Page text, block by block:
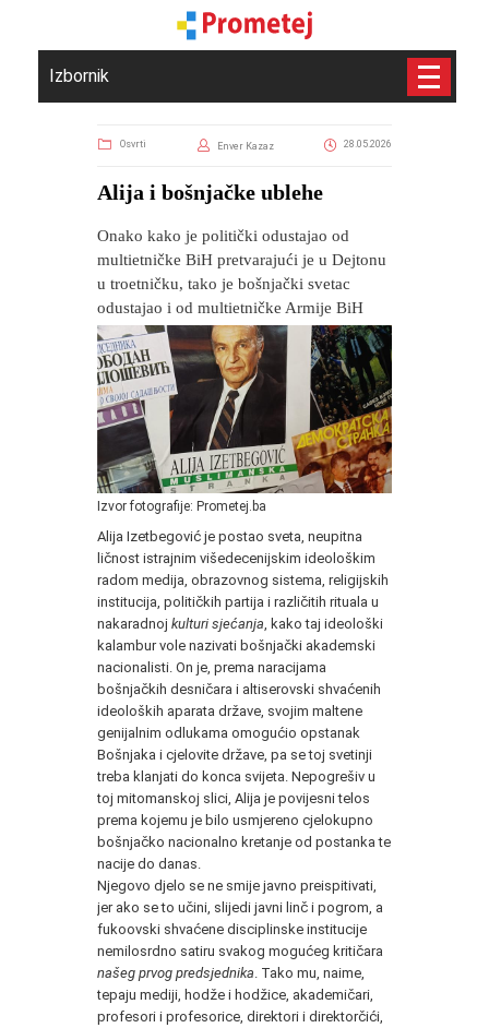
Izbornik
Osvrti Enver Kazaz 28.05.2026
Alija i bošnjačke ublehe
Onako kako je politički odustajao od
multietničke BiH pretvarajući je u Dejtonu
u troetničku, tako je bošnjački svetac
odustajao i od multietničke Armije BiH
Izvor fotografije: Prometej.ba
Alija Izetbegović je postao sveta, neupitna
ličnost istrajnim višedecenijskim ideološkim
radom medija, obrazovnog sistema, religijskih
institucija, političkih partija i različitih rituala u
nakaradnoj kulturi sjećanja , kako taj ideološki
kalambur vole nazivati bošnjački akademski
nacionalisti. On je, prema naracijama
bošnjačkih desničara i altiserovski shvaćenih
ideoloških aparata države, svojim maltene
genijalnim odlukama omogućio opstanak
Bošnjaka i cjelovite države, pa se toj svetinji
treba klanjati do konca svijeta. Nepogrešiv u
toj mitomanskoj slici, Alija je povijesni telos
prema kojemu je bilo usmjereno cjelokupno
bošnjačko nacionalno kretanje od postanka te
nacije do danas.
Njegovo djelo se ne smije javno preispitivati,
jer ako se to učini, slijedi javni linč i pogrom, a
fukoovski shvaćene disciplinske institucije
nemilosrdno satiru svakog mogućeg kritičara
našeg prvog predsjednika . Tako mu, naime,
tepaju mediji, hodže i hodžice, akademičari,
profesori i profesorice, direktori i direktorčići,